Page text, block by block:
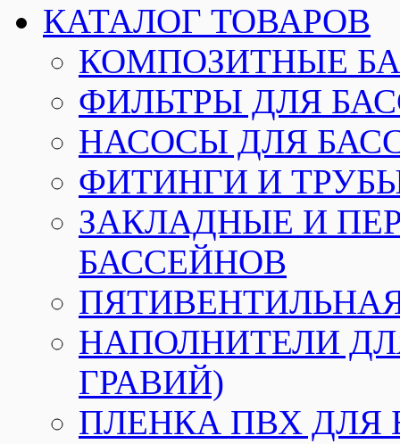
КАТАЛОГ ТОВАРОВ
КОМПОЗИТНЫЕ
ФИЛЬТРЫ ДЛЯ
НАСОСЫ ДЛЯ
ФИТИНГИ И
ЗАКЛАДНЫЕ И
БАССЕЙНОВ
НАПОЛНИТЕЛИ
ГРАВИЙ)
ПЛЕНКА ПВХ ДЛЯ